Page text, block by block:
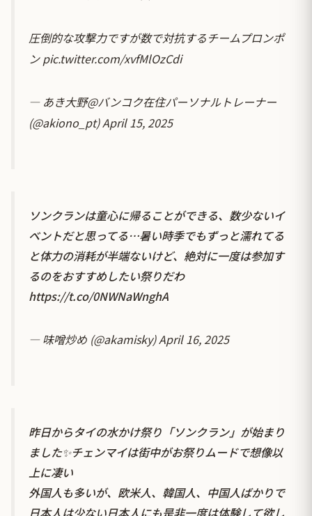
圧倒的な攻撃力ですが数で対抗するチームプロンポ
ンpic.twitter.com/xvfMlOzCdi
— あき大野@バンコク在住パーソナルトレーナー
(@akiono_pt)April 15, 2025
ソンクランは童心に帰ることができる、数少ないイ
ベントだと思ってる…暑い時季でもずっと濡れてる
と体力の消耗が半端ないけど、絶対に一度は参加す
るのをおすすめしたい祭りだわ
https://t.co/0NWNaWnghA
— 味噌炒め (@akamisky)April 16, 2025
昨日からタイの水かけ祭り「ソンクラン」が始まり
ました✨チェンマイは街中がお祭りムードで想像以
上に凄い
外国人も多いが、欧米人、韓国人、中国人ばかりで
日本人は少ない日本人にも是非一度は体験して欲し